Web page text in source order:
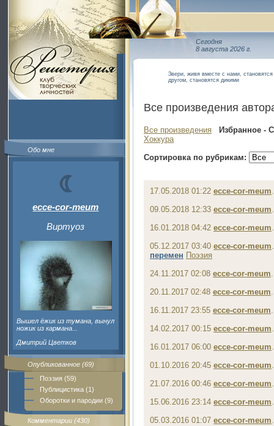
Обо мне
ecce-cor-meum
Виртуоз
Вышел ёжик из тумана, вынул
ножик из кармана...
Дмитрий Цветков
Опубликованное (69)
Поэзия (59)
Публицистика (1)
Оборотки и пародии (9)
Комментарии (430)
Сегодня
8 августа 2026 г.
Звери, живя вместе с нами,
другом, становятся дикими
Все произведения
Все произведения
Избранное -
Хоккура
Сортировка по рубрикам:
17.05.2018 01:22 ecce-cor-meum
09.05.2018 12:33 ecce-cor-meum
16.01.2018 04:42 ecce-cor-meum
05.12.2017 03:40 ecce-cor-meum
перемен Поэзия
24.11.2017 02:08 ecce-cor-meum
20.11.2017 02:48 ecce-cor-meum
16.11.2017 23:55 ecce-cor-meum
14.02.2017 00:15 ecce-cor-meum
16.01.2017 06:00 ecce-cor-meum
01.10.2016 20:45 ecce-cor-meum
21.07.2016 00:46 ecce-cor-meum
15.06.2016 23:14 ecce-cor-meum
05.03.2016 01:07 ecce-cor-meum